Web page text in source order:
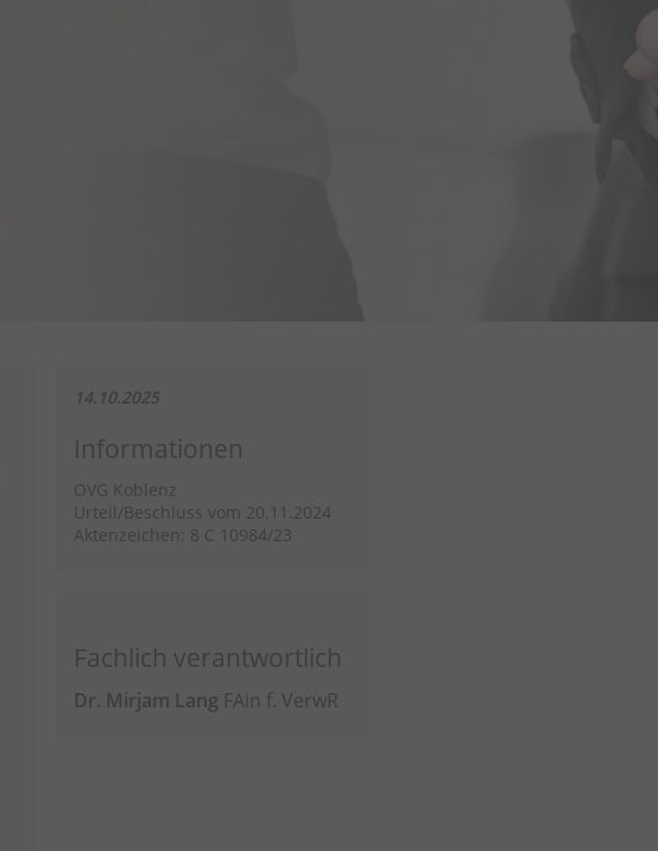
14.10.2025
Informationen
OVG Koblenz
Urteil/Beschluss vom 20.11.2024
Aktenzeichen: 8 C 10984/23
Fachlich verantwortlich
Dr. Mirjam Lang FAin f. VerwR